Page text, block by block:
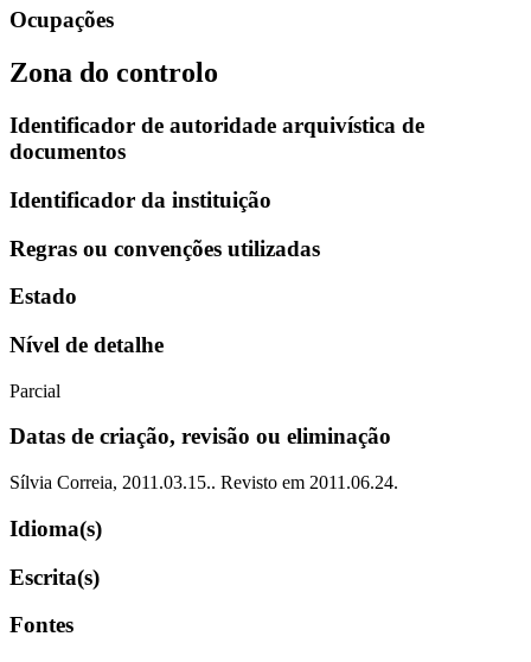
Ocupações
Zona do controlo
Identificador de autoridade arquivística de
documentos
Identificador da instituição
Regras ou convenções utilizadas
Estado
Nível de detalhe
Parcial
Datas de criação, revisão ou eliminação
Sílvia Correia, 2011.03.15.. Revisto em 2011.06.24.
Idioma(s)
Escrita(s)
Fontes